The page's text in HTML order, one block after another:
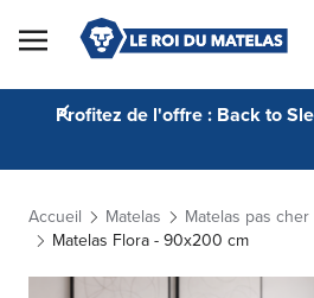
Skip to Content
Profitez de l'offre : Back to
Accueil Matelas
Matelas pas cher
Matelas Flora - 90x200 cm